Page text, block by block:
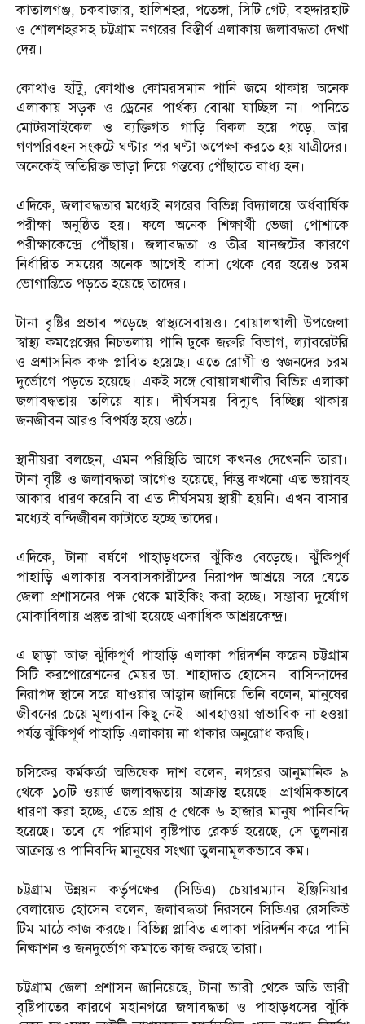
কাতালগঞ্জ, চকবাজার, হালিশহর, পতেঙ্গা, সিটি গেট, বহদ্দারহাট
ও শোলশহরসহ চট্টগ্রাম নগরের বিস্তীর্ণ এলাকায় জলাবদ্ধতা দেখা
দেয়।
কোথাও হাঁটু, কোথাও কোমরসমান পানি জমে থাকায় অনেক
এলাকায় সড়ক ও ড্রেনের পার্থক্য বোঝা যাচ্ছিল না। পানিতে
মোটরসাইকেল ও ব্যক্তিগত গাড়ি বিকল হয়ে পড়ে, আর
গণপরিবহন সংকটে ঘণ্টার পর ঘণ্টা অপেক্ষা করতে হয় যাত্রীদের।
অনেকেই অতিরিক্ত ভাড়া দিয়ে গন্তব্যে পৌঁছাতে বাধ্য হন।
এদিকে, জলাবদ্ধতার মধ্যেই নগরের বিভিন্ন বিদ্যালয়ে অর্ধবার্ষিক
পরীক্ষা অনুষ্ঠিত হয়। ফলে অনেক শিক্ষার্থী ভেজা পোশাকে
পরীক্ষাকেন্দ্রে পৌঁছায়। জলাবদ্ধতা ও তীব্র যানজটের কারণে
নির্ধারিত সময়ের অনেক আগেই বাসা থেকে বের হয়েও চরম
ভোগান্তিতে পড়তে হয়েছে তাদের।
টানা বৃষ্টির প্রভাব পড়েছে স্বাস্থ্যসেবায়ও। বোয়ালখালী উপজেলা
স্বাস্থ্য কমপ্লেক্সের নিচতলায় পানি ঢুকে জরুরি বিভাগ, ল্যাবরেটরি
ও প্রশাসনিক কক্ষ প্লাবিত হয়েছে। এতে রোগী ও স্বজনদের চরম
দুর্ভোগে পড়তে হয়েছে। একই সঙ্গে বোয়ালখালীর বিভিন্ন এলাকা
জলাবদ্ধতায় তলিয়ে যায়। দীর্ঘসময় বিদ্যুৎ বিচ্ছিন্ন থাকায়
জনজীবন আরও বিপর্যস্ত হয়ে ওঠে।
স্থানীয়রা বলছেন, এমন পরিস্থিতি আগে কখনও দেখেননি তারা।
টানা বৃষ্টি ও জলাবদ্ধতা আগেও হয়েছে, কিন্তু কখনো এত ভয়াবহ
আকার ধারণ করেনি বা এত দীর্ঘসময় স্থায়ী হয়নি। এখন বাসার
মধ্যেই বন্দিজীবন কাটাতে হচ্ছে তাদের।
এদিকে, টানা বর্ষণে পাহাড়ধসের ঝুঁকিও বেড়েছে। ঝুঁকিপূর্ণ
পাহাড়ি এলাকায় বসবাসকারীদের নিরাপদ আশ্রয়ে সরে যেতে
জেলা প্রশাসনের পক্ষ থেকে মাইকিং করা হচ্ছে। সম্ভাব্য দুর্যোগ
মোকাবিলায় প্রস্তুত রাখা হয়েছে একাধিক আশ্রয়কেন্দ্র।
এ ছাড়া আজ ঝুঁকিপূর্ণ পাহাড়ি এলাকা পরিদর্শন করেন চট্টগ্রাম
সিটি করপোরেশনের মেয়র ডা. শাহাদাত হোসেন। বাসিন্দাদের
নিরাপদ স্থানে সরে যাওয়ার আহ্বান জানিয়ে তিনি বলেন, মানুষের
জীবনের চেয়ে মূল্যবান কিছু নেই। আবহাওয়া স্বাভাবিক না হওয়া
পর্যন্ত ঝুঁকিপূর্ণ পাহাড়ি এলাকায় না থাকার অনুরোধ করছি।
চসিকের কর্মকর্তা অভিষেক দাশ বলেন, নগরের আনুমানিক ৯
থেকে ১০টি ওয়ার্ড জলাবদ্ধতায় আক্রান্ত হয়েছে। প্রাথমিকভাবে
ধারণা করা হচ্ছে, এতে প্রায় ৫ থেকে ৬ হাজার মানুষ পানিবন্দি
হয়েছে। তবে যে পরিমাণ বৃষ্টিপাত রেকর্ড হয়েছে, সে তুলনায়
আক্রান্ত ও পানিবন্দি মানুষের সংখ্যা তুলনামূলকভাবে কম।
চট্টগ্রাম উন্নয়ন কর্তৃপক্ষের (সিডিএ) চেয়ারম্যান ইঞ্জিনিয়ার
বেলায়েত হোসেন বলেন, জলাবদ্ধতা নিরসনে সিডিএর রেসকিউ
টিম মাঠে কাজ করছে। বিভিন্ন প্লাবিত এলাকা পরিদর্শন করে পানি
নিষ্কাশন ও জনদুর্ভোগ কমাতে কাজ করছে তারা।
চট্টগ্রাম জেলা প্রশাসন জানিয়েছে, টানা ভারী থেকে অতি ভারী
বৃষ্টিপাতের কারণে মহানগরে জলাবদ্ধতা ও পাহাড়ধসের ঝুঁকি